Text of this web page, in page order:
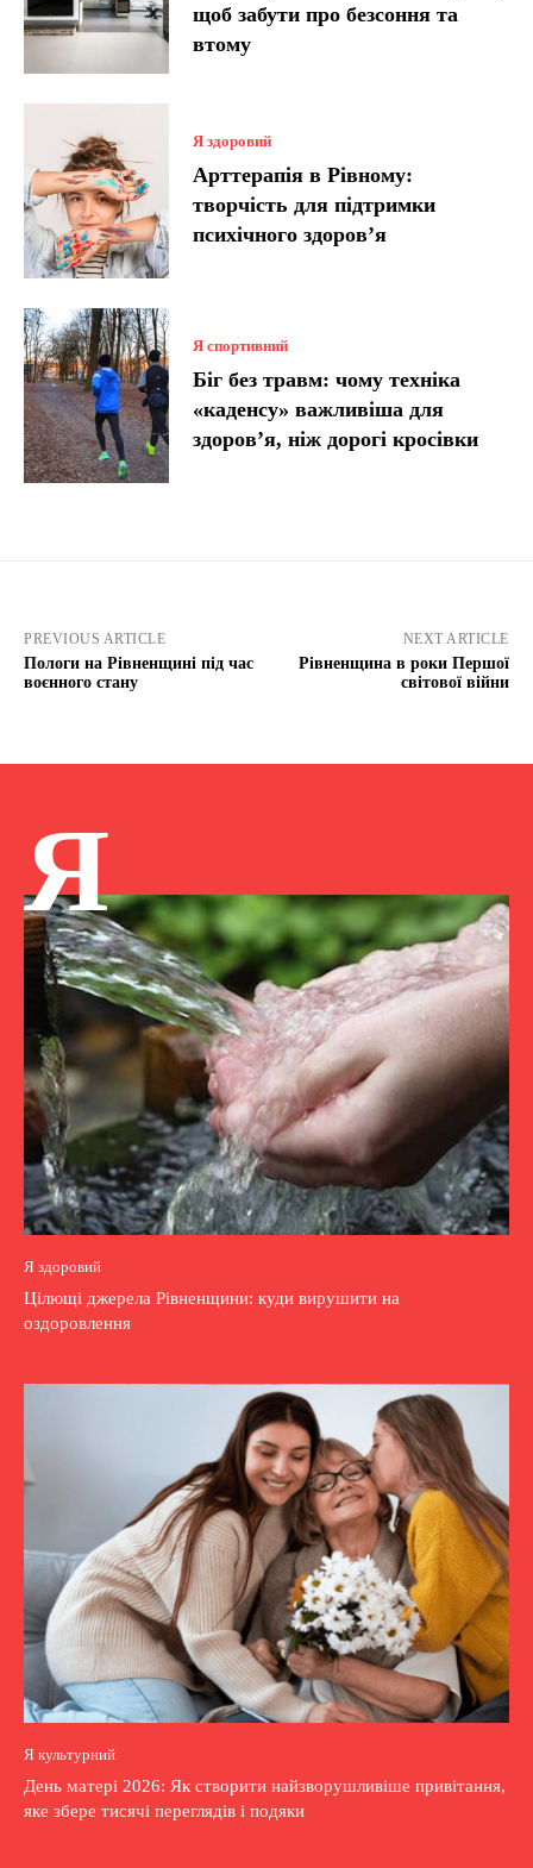
щоб забути про безсоння та
втому
Я здоровий
Арттерапія в Рівному:
творчість для підтримки
психічного здоров’я
Я спортивний
Біг без травм: чому техніка
«каденсу» важливіша для
здоров’я, ніж дорогі кросівки
PREVIOUS ARTICLE
Пологи на Рівненщині під час
воєнного стану
NEXT ARTICLE
Рівненщина в роки Першої
світової війни
Я
Я здоровий
Цілющі джерела Рівненщини: куди вирушити на
оздоровлення
Я культурний
День матері 2026: Як створити найзворушливіше привітання,
яке збере тисячі переглядів і подяки